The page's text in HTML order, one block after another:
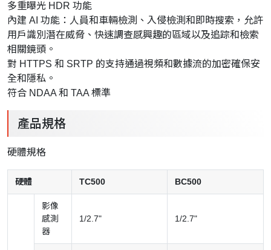
多重曝光 HDR 功能
內建 AI 功能：人員和車輛檢測、入侵檢測和即時搜索，允許
用戶識別潛在威脅、快速調查感興趣的區域以及追踪和檢索
相關鏡頭。
對 HTTPS 和 SRTP 的支持通過視頻和數據流的加密確保安
全和隱私。
符合 NDAA 和 TAA 標準
產品規格
硬體規格
硬體 TC500 BC500
影像
感測
器
1/2.7" 1/2.7"